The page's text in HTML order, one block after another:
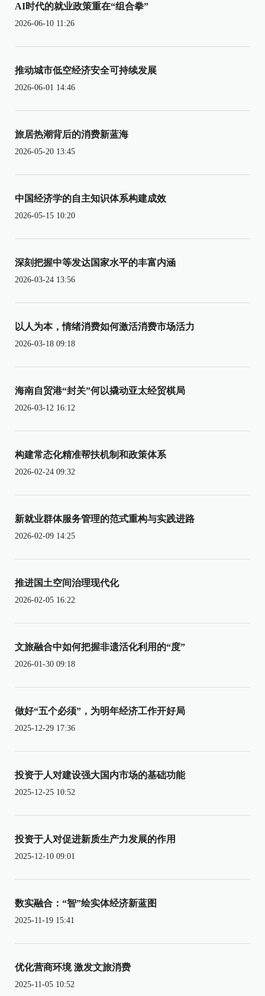
AI时代的就业政策重在“组合拳”
2026-06-10 11:26
推动城市低空经济安全可持续发展
2026-06-01 14:46
旅居热潮背后的消费新蓝海
2026-05-20 13:45
中国经济学的自主知识体系构建成效
2026-05-15 10:20
深刻把握中等发达国家水平的丰富内涵
2026-03-24 13:56
以人为本，情绪消费如何激活消费市场活力
2026-03-18 09:18
海南自贸港“封关”何以撬动亚太经贸棋局
2026-03-12 16:12
构建常态化精准帮扶机制和政策体系
2026-02-24 09:32
新就业群体服务管理的范式重构与实践进路
2026-02-09 14:25
推进国土空间治理现代化
2026-02-05 16:22
文旅融合中如何把握非遗活化利用的“度”
2026-01-30 09:18
做好“五个必须”，为明年经济工作开好局
2025-12-29 17:36
投资于人对建设强大国内市场的基础功能
2025-12-25 10:52
投资于人对促进新质生产力发展的作用
2025-12-10 09:01
数实融合：“智”绘实体经济新蓝图
2025-11-19 15:41
优化营商环境 激发文旅消费
2025-11-05 10:52